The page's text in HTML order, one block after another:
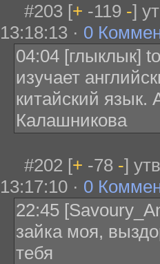
#203 [+ -119 -]
13:18:13 · 0
04:04 [глыклык]
изучает
китайский язык.
Калашникова
#202 [+ -78 -]
13:17:10 · 0
22:45
зайка моя,
тебя